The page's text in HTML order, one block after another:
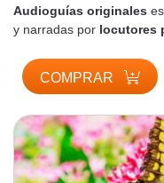
Audioguías originales
y narradas por locutores
COMPRAR